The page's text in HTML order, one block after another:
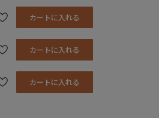
カートに入れる
カートに入れる
カートに入れる
9.7cm
9.8cm
2.0cm 2.0cm
※単位はセンチメートルです